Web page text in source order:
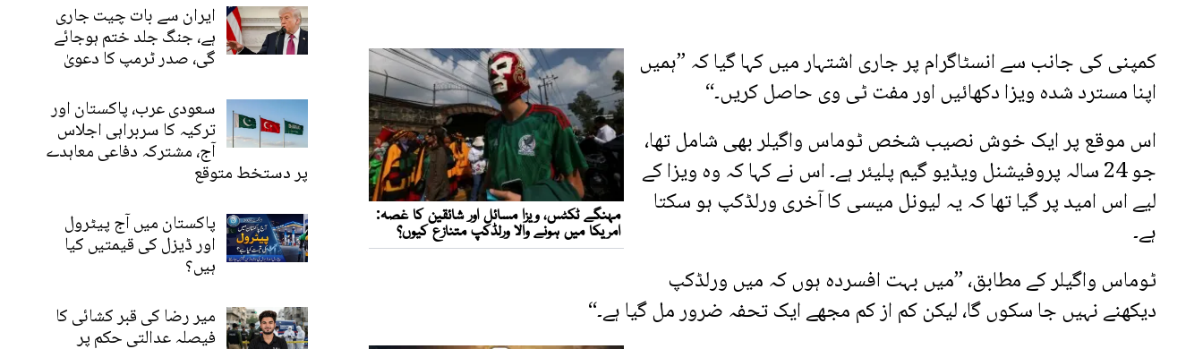
کمپنی کی جانب سے انسٹاگرام پر جاری اشتہار میں کہا گیا کہ ”ہمیں
اپنا مسترد شدہ ویزا دکھائیں اور مفت ٹی وی حاصل کریں۔“
اس موقع پر ایک خوش نصیب شخص ٹوماس واگیلر بھی شامل تھا،
جو 24 سالہ پروفیشنل ویڈیو گیم پلیئر ہے۔ اس نے کہا کہ وہ ویزا کے
لیے اس امید پر گیا تھا کہ یہ لیونل میسی کا آخری ورلڈکپ ہو سکتا
ہے۔
ٹوماس واگیلر کے مطابق، ”میں بہت افسردہ ہوں کہ میں ورلڈکپ
دیکھنے نہیں جا سکوں گا، لیکن کم از کم مجھے ایک تحفہ ضرور مل گیا ہے۔“
ایران سے بات چیت جاری
ہے، جنگ جلد ختم ہوجائے
گی، صدر ٹرمپ کا دعویٰ
سعودی عرب، پاکستان اور
ترکیہ کا سربراہی اجلاس
آج، مشترکہ دفاعی معاہدے
پر دستخط متوقع
پاکستان میں آج پیٹرول
اور ڈیزل کی قیمتیں کیا
ہیں؟
میر رضا کی قبر کشائی کا
فیصلہ عدالتی حکم پر